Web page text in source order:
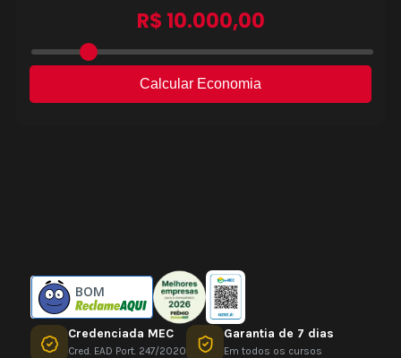
BOM
Credenciada MEC
Cred. EAD Port. 247/2020
Garantia de 7 dias
Em todos os cursos